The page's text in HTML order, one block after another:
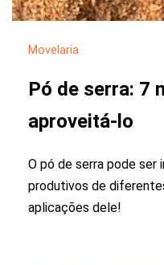
Movelaria
Pó de serra: 7
aproveitá-lo
O pó de serra pode ser
produtivos de
aplicações dele!